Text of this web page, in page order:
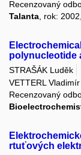
Recenzovaný
Talanta , rok:
polynucleotide
STRAŠÁK Luděk
VETTERL Vladimír
Recenzovaný
rtuťových